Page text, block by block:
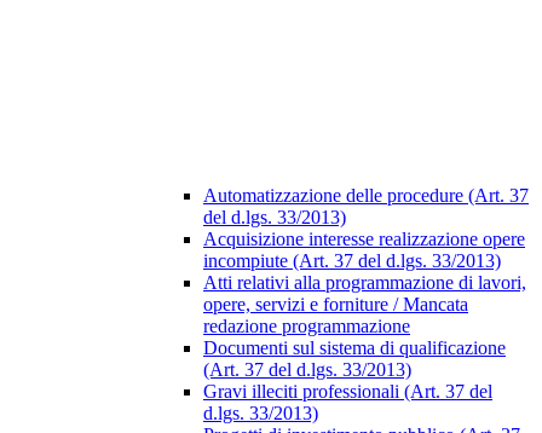
Automatizzazione delle procedure (Art. 37
del d.lgs. 33/2013)
Acquisizione interesse realizzazione opere
incompiute (Art. 37 del d.lgs. 33/2013)
Atti relativi alla programmazione di lavori,
opere, servizi e forniture / Mancata
redazione programmazione
Documenti sul sistema di qualificazione
(Art. 37 del d.lgs. 33/2013)
Gravi illeciti professionali (Art. 37 del
d.lgs. 33/2013)